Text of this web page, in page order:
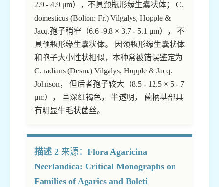
2.9 - 4.9 μm），不具颈瓶形缘生囊状体； C.
domesticus (Bolton: Fr.) Vilgalys, Hopple &
Jacq.孢子稍窄（6.6 -9.8 × 3.7 - 5.1 μm）， 不
具颈瓶形缘生囊状体。 因颈瓶形缘生囊状体
和孢子大小性状相似，本种常被错误鉴定为
C. radians (Desm.) Vilgalys, Hopple & Jacq.
Johnson， 但后者孢子较大（8.5 - 12.5 × 5 - 7
μm）， 呈深红褐色， 半透明， 菌柄基部具
有明显牛毛状菌丝。
描述 2 来源： Flora Agaricina
Neerlandica: Critical Monographs on
Families of Agarics and Boleti